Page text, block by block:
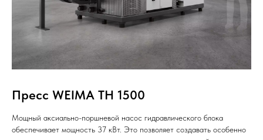
Пресс WEIMA TH 1500
Мощный аксиально-поршневой насос гидравлического блока
обеспечивает мощность 37 кВт. Это позволяет создавать особенно